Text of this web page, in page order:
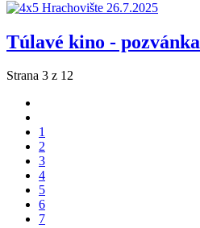
Túlavé kino - pozvánka
Strana 3 z 12
1
2
3
4
5
6
7